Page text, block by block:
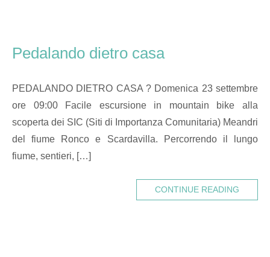
Pedalando dietro casa
PEDALANDO DIETRO CASA ? Domenica 23 settembre
ore 09:00 Facile escursione in mountain bike alla
scoperta dei SIC (Siti di Importanza Comunitaria) Meandri
del fiume Ronco e Scardavilla. Percorrendo il lungo
fiume, sentieri, […]
CONTINUE READING